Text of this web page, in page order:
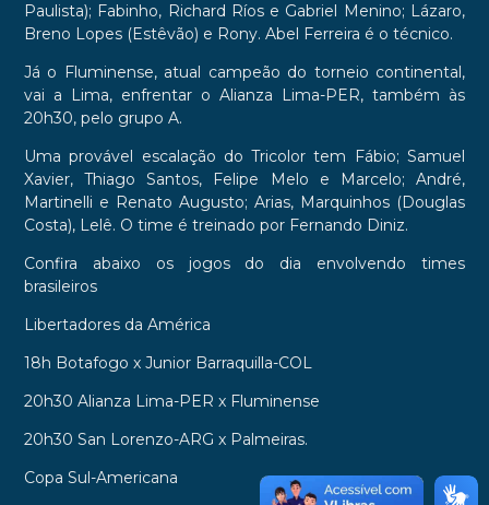
Paulista); Fabinho, Richard Ríos e Gabriel Menino; Lázaro,
Breno Lopes (Estêvão) e Rony. Abel Ferreira é o técnico.
Já o Fluminense, atual campeão do torneio continental,
vai a Lima, enfrentar o Alianza Lima-PER, também às
20h30, pelo grupo A.
Uma provável escalação do Tricolor tem Fábio; Samuel
Xavier, Thiago Santos, Felipe Melo e Marcelo; André,
Martinelli e Renato Augusto; Arias, Marquinhos (Douglas
Costa), Lelê. O time é treinado por Fernando Diniz.
Confira abaixo os jogos do dia envolvendo times
brasileiros
Libertadores da América
18h Botafogo x Junior Barraquilla-COL
20h30 Alianza Lima-PER x Fluminense
20h30 San Lorenzo-ARG x Palmeiras.
Copa Sul-Americana